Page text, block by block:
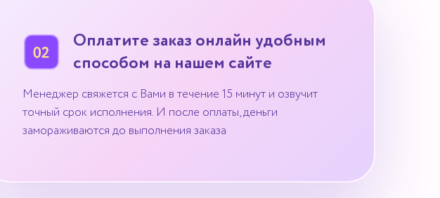
Менеджер свяжется с Вами в течение 15 минут и озвучит
точный срок исполнения. И после оплаты, деньги
замораживаются до выполнения заказа
Оплатите заказ онлайн удобным
способом на нашем сайте